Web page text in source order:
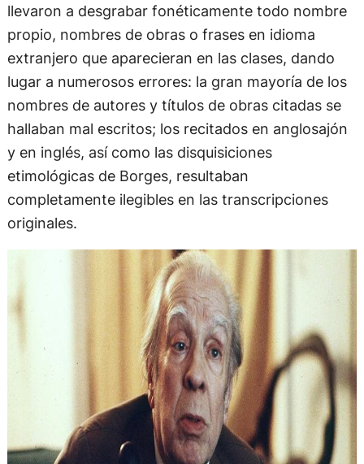
llevaron a desgrabar fonéticamente todo nombre
propio, nombres de obras o frases en idioma
extranjero que aparecieran en las clases, dando
lugar a numerosos errores: la gran mayoría de los
nombres de autores y títulos de obras citadas se
hallaban mal escritos; los recitados en anglosajón
y en inglés, así como las disquisiciones
etimológicas de Borges, resultaban
completamente ilegibles en las transcripciones
originales.